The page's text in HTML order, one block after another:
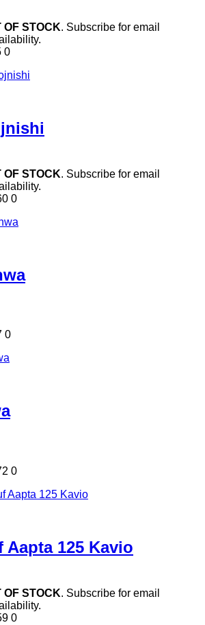
OF STOCK. Subscribe for email
0
OF STOCK. Subscribe for email
0
0
0
Aapta 125 Kavio
OF STOCK. Subscribe for email
0